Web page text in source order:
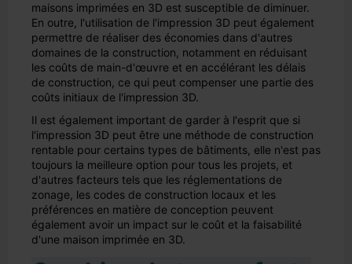
maisons imprimées en 3D est susceptible de diminuer.
En outre, l'utilisation de l'impression 3D peut également
permettre de réaliser des économies dans d'autres
domaines de la construction, notamment en réduisant
les coûts de main-d'œuvre et en accélérant les délais
de construction, ce qui peut compenser une partie des
coûts initiaux de l'impression 3D.
Il est également important de garder à l'esprit que si
l'impression 3D peut être une méthode de construction
rentable pour certains types de bâtiments, elle n'est pas
toujours la meilleure option pour tous les projets, et
d'autres facteurs tels que les réglementations de
zonage, les codes de construction locaux et les
préférences en matière de conception peuvent
également avoir un impact sur le coût et la faisabilité
d'une maison imprimée en 3D.